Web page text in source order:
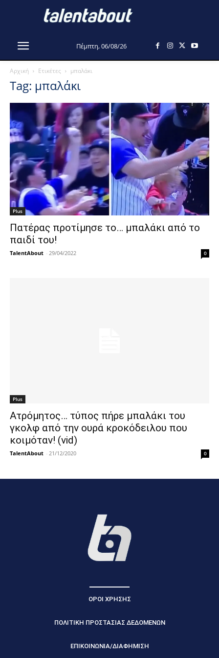
Πέμπτη, 06/08/26
Αρχική Ετικέτες μπαλάκι
Tag: μπαλάκι
Plus
Πατέρας προτίμησε το… μπαλάκι από το
παιδί του!
TalentAbout - 29/04/2022 0
Plus
Ατρόμητος… τύπος πήρε μπαλάκι του
γκολφ από την ουρά κροκόδειλου που
κοιμόταν! (vid)
TalentAbout - 21/12/2020 0
ΟΡΟΙ ΧΡΗΣΗΣ
ΠΟΛΙΤΙΚΗ ΠΡΟΣΤΑΣΙΑΣ ΔΕΔΟΜΕΝΩΝ
ΕΠΙΚΟΙΝΩΝΙΑ/ΔΙΑΦΗΜΙΣΗ